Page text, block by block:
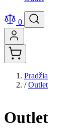
0
Pradžia
/ Outlet
Outlet